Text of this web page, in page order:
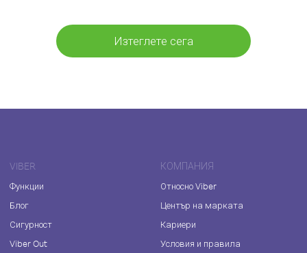
Изтеглете сега
VIBER
Функции
Блог
Сигурност
Viber Out
КОМПАНИЯ
Относно Viber
Център на марката
Кариери
Условия и правила